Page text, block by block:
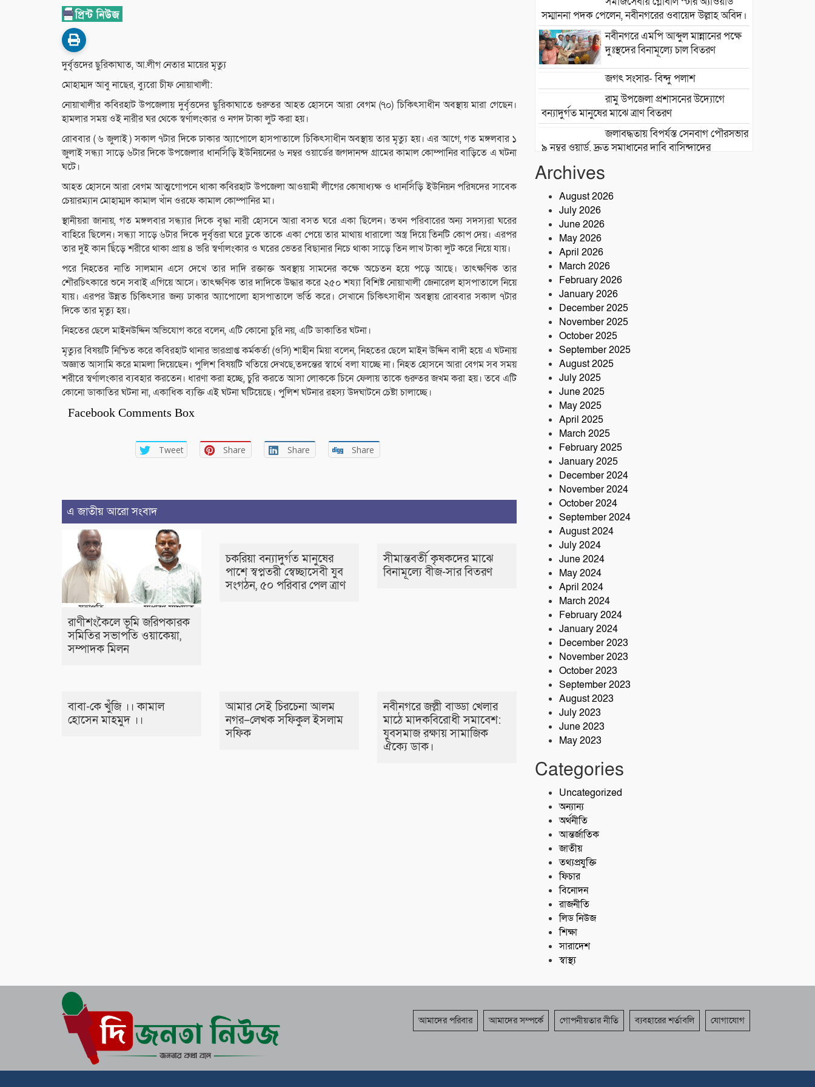
দুর্বৃত্তদের ছুরিকাঘাত, আ.লীগ নেতার মায়ের মৃত্যু
মোহাম্মদ আবু নাছের, ব্যুরো চীফ নোয়াখালী:
নোয়াখালীর কবিরহাট উপজেলায় দুর্বৃত্তদের ছুরিকাঘাতে গুরুতর আহত হোসনে আরা বেগম (৭০) চিকিৎসাধীন অবস্থায় মারা গেছেন।
হামলার সময় ওই নারীর ঘর থেকে স্বর্ণালংকার ও নগদ টাকা লুট করা হয়।
রোববার ( ৬ জুলাই ) সকাল ৭টার দিকে ঢাকার অ্যাপোলে হাসপাতালে চিকিৎসাধীন অবস্থায় তার মৃত্যু হয়। এর আগে, গত মঙ্গলবার ১
জুলাই সন্ধ্যা সাড়ে ৬টার দিকে উপজেলার ধানসিঁড়ি ইউনিয়নের ৬ নম্বর ওয়ার্ডের জগদানন্দ গ্রামের কামাল কোম্পানির বাড়িতে এ ঘটনা
ঘটে।
আহত হোসনে আরা বেগম আত্মগোপনে থাকা কবিরহাট উপজেলা আওয়ামী লীগের কোষাধ্যক্ষ ও ধানসিঁড়ি ইউনিয়ন পরিষদের সাবেক
চেয়ারম্যান মোহাম্মদ কামাল খাঁন ওরফে কামাল কোম্পানির মা।
স্থানীয়রা জানায়, গত মঙ্গলবার সন্ধ্যার দিকে বৃদ্ধা নারী হোসনে আরা বসত ঘরে একা ছিলেন। তখন পরিবারের অন্য সদস্যরা ঘরের
বাহিরে ছিলেন। সন্ধ্যা সাড়ে ৬টার দিকে দুর্বৃত্তরা ঘরে ঢুকে তাকে একা পেয়ে তার মাথায় ধারালো অস্ত্র দিয়ে তিনটি কোপ দেয়। এরপর
তার দুই কান ছিঁড়ে শরীরে থাকা প্রায় ৪ ভরি স্বর্ণালংকার ও ঘরের ভেতর বিছানার নিচে থাকা সাড়ে তিন লাখ টাকা লুট করে নিয়ে যায়।
পরে নিহতের নাতি সালমান এসে দেখে তার দাদি রক্তাক্ত অবস্থায় সামনের কক্ষে অচেতন হয়ে পড়ে আছে। তাৎক্ষণিক তার
শৌরচিৎকারে শুনে সবাই এগিয়ে আসে। তাৎক্ষণিক তার দাদিকে উদ্ধার করে ২৫০ শয্যা বিশিষ্ট নোয়াখালী জেনারেল হাসপাতালে নিয়ে
যায়। এরপর উন্নত চিকিৎসার জন্য ঢাকার অ্যাপোলো হাসপাতালে ভর্তি করে। সেখানে চিকিৎসাধীন অবস্থায় রোববার সকাল ৭টার
দিকে তার মৃত্যু হয়।
নিহতের ছেলে মাইনউদ্দিন অভিযোগ করে বলেন, এটি কোনো চুরি নয়, এটি ডাকাতির ঘটনা।
মৃত্যুর বিষয়টি নিশ্চিত করে কবিরহাট থানার ভারপ্রাপ্ত কর্মকর্তা (ওসি) শাহীন মিয়া বলেন, নিহতের ছেলে মাইন উদ্দিন বাদী হয়ে এ ঘটনায়
অজ্ঞাত আসামি করে মামলা দিয়েছেন। পুলিশ বিষয়টি খতিয়ে দেখছে,তদন্তের স্বার্থে বলা যাচ্ছে না। নিহত হোসনে আরা বেগম সব সময়
শরীরে স্বর্ণালংকার ব্যবহার করতেন। ধারণা করা হচ্ছে, চুরি করতে আসা লোককে চিনে ফেলায় তাকে গুরুতর জখম করা হয়। তবে এটি
কোনো ডাকাতির ঘটনা না, একাধিক ব্যক্তি এই ঘটনা ঘটিয়েছে। পুলিশ ঘটনার রহস্য উদঘাটনে চেষ্টা চালাচ্ছে।
Facebook Comments Box
Tweet Share Share Share
এ জাতীয় আরো সংবাদ
রাণীশংকৈলে ভূমি জরিপকারক
সমিতির সভাপতি ওয়াকেয়া,
সম্পাদক মিলন
চকরিয়া বন্যাদুর্গত মানুষের
পাশে স্বপ্নতরী স্বেচ্ছাসেবী যুব
সংগঠন, ৫০ পরিবার পেল ত্রাণ
সীমান্তবর্তী কৃষকদের মাঝে
বিনামূল্যে বীজ-সার বিতরণ
বাবা-কে খুঁজি ।। কামাল
হোসেন মাহমুদ ।।
আমার সেই চিরচেনা আলম
নগর–লেখক সফিকুল ইসলাম
সফিক
নবীনগরে জল্লী বাড্ডা খেলার
মাঠে মাদকবিরোধী সমাবেশ:
যুবসমাজ রক্ষায় সামাজিক
ঐক্যে ডাক।
সম্মাননা পদক পেলেন, নবীনগরের ওবায়েদ উল্লাহ অবিদ।
নবীনগরে এমপি আব্দুল মান্নানের পক্ষে
দুঃস্থদের বিনামূল্যে চাল বিতরণ
জগৎ সংসার- বিন্দু পলাশ
রামু উপজেলা প্রশাসনের উদ্যোগে
বন্যাদুর্গত মানুষের মাঝে ত্রাণ বিতরণ
জলাবদ্ধতায় বিপর্যস্ত সেনবাগ পৌরসভার
৯ নম্বর ওয়ার্ড, দ্রুত সমাধানের দাবি বাসিন্দাদের
সড়ক দুর্ঘটনায় আরেক প্রাণহানি,
কবিরহাটে নিহত ৬০ বছরের কৃষক
Archives
August 2026
July 2026
June 2026
May 2026
April 2026
March 2026
February 2026
January 2026
December 2025
November 2025
October 2025
September 2025
August 2025
July 2025
June 2025
May 2025
April 2025
March 2025
February 2025
January 2025
December 2024
November 2024
October 2024
September 2024
August 2024
July 2024
June 2024
May 2024
April 2024
March 2024
February 2024
January 2024
December 2023
November 2023
October 2023
September 2023
August 2023
July 2023
June 2023
May 2023
Categories
Uncategorized
অন্যান্য
অর্থনীতি
আন্তর্জাতিক
জাতীয়
তথ্যপ্রযুক্তি
ফিচার
বিনোদন
রাজনীতি
লিড নিউজ
শিক্ষা
সারাদেশ
স্বাস্থ্য
আমাদের পরিবার আমাদের সম্পর্কে গোপনীয়তার নীতি ব্যবহারের শর্তাবলি যোগাযোগ